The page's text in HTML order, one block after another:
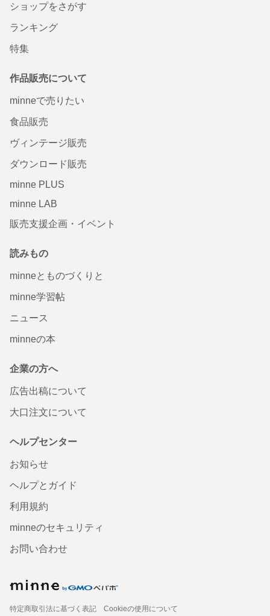
ショップをさがす
ランキング
特集
作品販売について
minneで売りたい
食品販売
ヴィンテージ販売
ダウンロード販売
minne PLUS
minne LAB
販売支援企画・イベント
読みもの
minneとものづくりと
minne学習帖
ニュース
minneの本
企業の方へ
広告出稿について
大口注文について
ヘルプセンター
お知らせ
ヘルプとガイド
利用規約
minneのセキュリティ
お問い合わせ
特定商取引法に基づく表記
Cookieの使用について